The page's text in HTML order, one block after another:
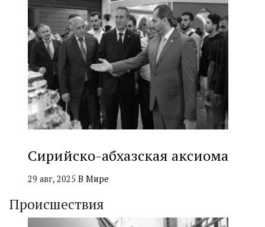
Сирийско-абхазская аксиома
29 авг, 2025 В Мире
Происшествия